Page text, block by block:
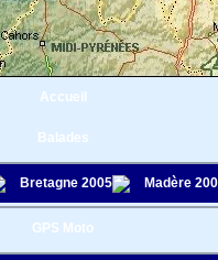
Accueil
Balades
Bretagne 2005 Madère
GPS Moto